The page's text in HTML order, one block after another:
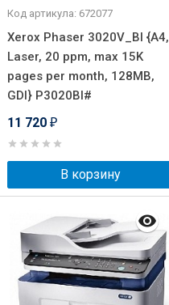
Код артикула: 672077
Xerox Phaser 3020V_BI {A4,
Laser, 20 ppm, max 15K
pages per month, 128MB,
GDI} P3020BI#
11 720 ₽
В корзину